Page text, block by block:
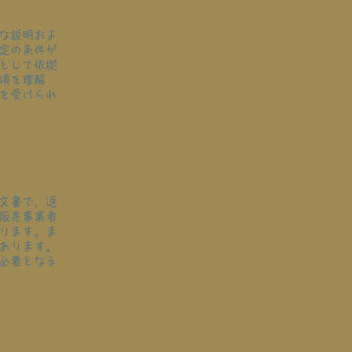
説明およ
の条件が
して依拠
を理解
受けられ
書で、返
売事業者
ます。ま
ります。
要となる